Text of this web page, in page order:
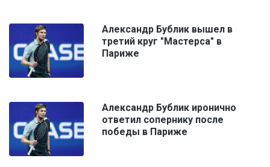
Александр Бублик вышел в
третий круг "Мастерса" в
Париже
Александр Бублик иронично
ответил сопернику после
победы в Париже